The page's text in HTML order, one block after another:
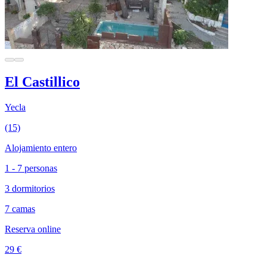
El Castillico
Yecla
(15)
Alojamiento entero
1 - 7 personas
3 dormitorios
7 camas
Reserva online
29 €